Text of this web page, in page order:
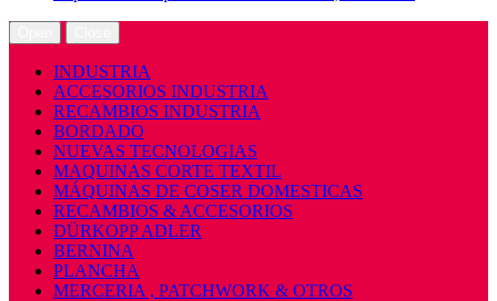
INDUSTRIA
ACCESORIOS INDUSTRIA
RECAMBIOS INDUSTRIA
BORDADO
NUEVAS TECNOLOGIAS
MAQUINAS CORTE TEXTIL
MÁQUINAS DE COSER DOMESTICAS
RECAMBIOS & ACCESORIOS
DÜRKOPP ADLER
BERNINA
PLANCHA
MERCERIA , PATCHWORK & OTROS